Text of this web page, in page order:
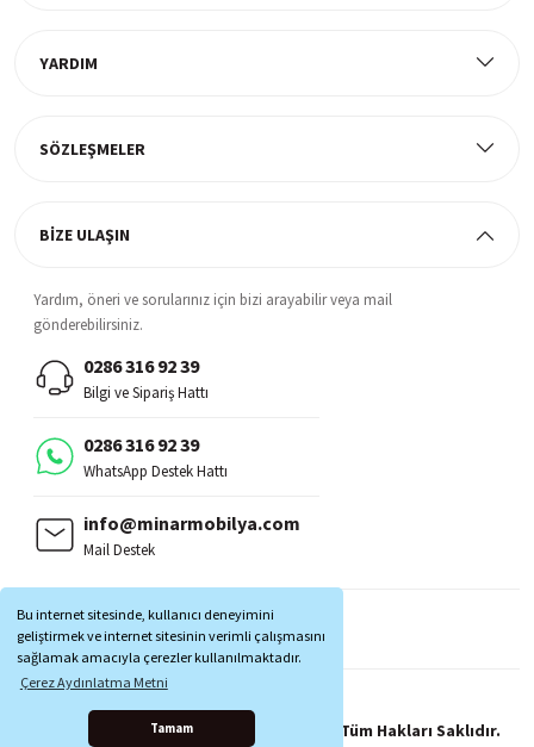
Bu internet sitesinde, kullanıcı deneyimini
geliştirmek ve internet sitesinin verimli çalışmasını
sağlamak amacıyla çerezler kullanılmaktadır.
Çerez Aydınlatma Metni
Tamam
YARDIM
SÖZLEŞMELER
BİZE ULAŞIN
Yardım, öneri ve sorularınız için bizi arayabilir veya mail
gönderebilirsiniz.
0286 316 92 39
Bilgi ve Sipariş Hattı
0286 316 92 39
WhatsApp Destek Hattı
info@minarmobilya.com
Mail Destek
MOBİL UYGULAMALAR:
Copyright © 1997 - 2025 Minar Mobilya® Tüm Hakları Saklıdır.